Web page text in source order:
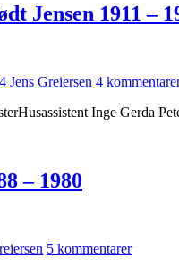
Jensen 1911 –
Jens Greiersen 4
Inge Gerda
– 1980
5 kommentarer